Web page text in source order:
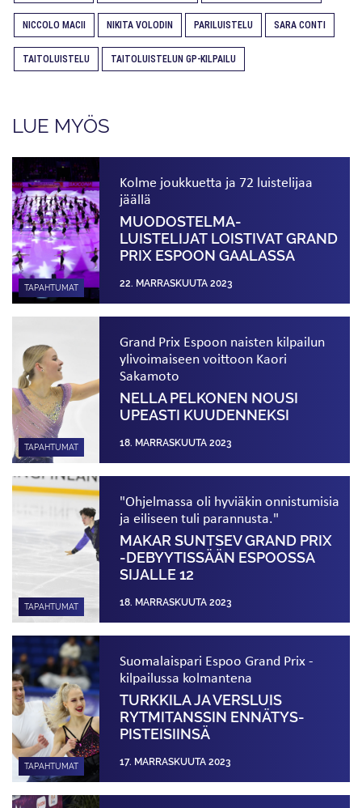
NICCOLO MACII NIKITA VOLODIN PARILUISTELU SARA CONTI
TAITOLUISTELU TAITOLUISTELUN GP-KILPAILU
LUE MYÖS
TAPAHTUMAT
Kolme joukkuetta ja 72 luistelijaa
jäällä
MUODOSTELMA­
LUISTELIJAT LOISTIVAT GRAND
PRIX ESPOON GAALASSA
22. MARRASKUUTA 2023
TAPAHTUMAT
Grand Prix Espoon naisten kilpailun
ylivoimaiseen voittoon Kaori
Sakamoto
NELLA PELKONEN NOUSI
UPEASTI KUUDENNEKSI
18. MARRASKUUTA 2023
TAPAHTUMAT
"Ohjelmassa oli hyviäkin onnistumisia
ja eiliseen tuli parannusta."
MAKAR SUNTSEV GRAND PRIX
-DEBYYTISSÄÄN ESPOOSSA
SIJALLE 12
18. MARRASKUUTA 2023
TAPAHTUMAT
Suomalaispari Espoo Grand Prix -
kilpailussa kolmantena
TURKKILA JA VERSLUIS
RYTMITANSSIN ENNÄTYS­­­
PISTEISIINSÄ
17. MARRASKUUTA 2023